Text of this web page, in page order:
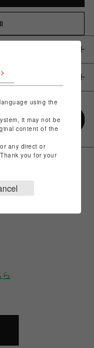
ら
using the
it may not be
content of the
any direct or
you for your